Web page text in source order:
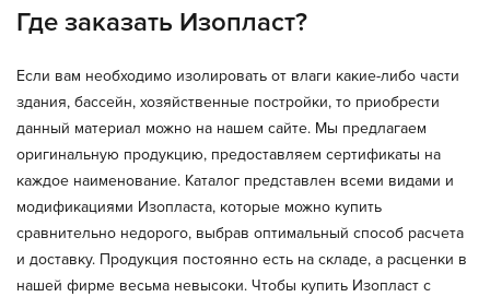
Где заказать Изопласт?
Если вам необходимо изолировать от влаги какие-либо части
здания, бассейн, хозяйственные постройки, то приобрести
данный материал можно на нашем сайте. Мы предлагаем
оригинальную продукцию, предоставляем сертификаты на
каждое наименование. Каталог представлен всеми видами и
модификациями Изопласта, которые можно купить
сравнительно недорого, выбрав оптимальный способ расчета
и доставку. Продукция постоянно есть на складе, а расценки в
нашей фирме весьма невысоки. Чтобы купить Изопласт с